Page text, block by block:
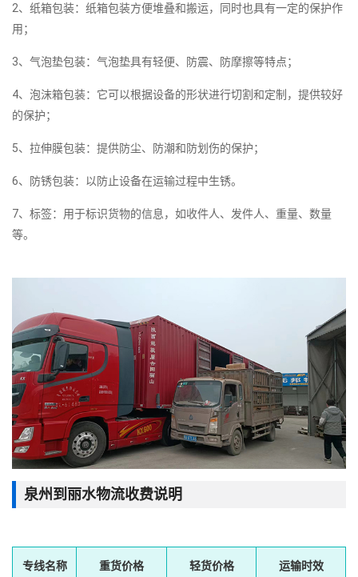
2、纸箱包装：纸箱包装方便堆叠和搬运，同时也具有一定的保护作
用；
3、气泡垫包装：气泡垫具有轻便、防震、防摩擦等特点；
4、泡沫箱包装：它可以根据设备的形状进行切割和定制，提供较好
的保护；
5、拉伸膜包装：提供防尘、防潮和防划伤的保护；
6、防锈包装：以防止设备在运输过程中生锈。
7、标签：用于标识货物的信息，如收件人、发件人、重量、数量
等。
泉州到丽水物流收费说明
专线名称 重货价格 轻货价格 运输时效